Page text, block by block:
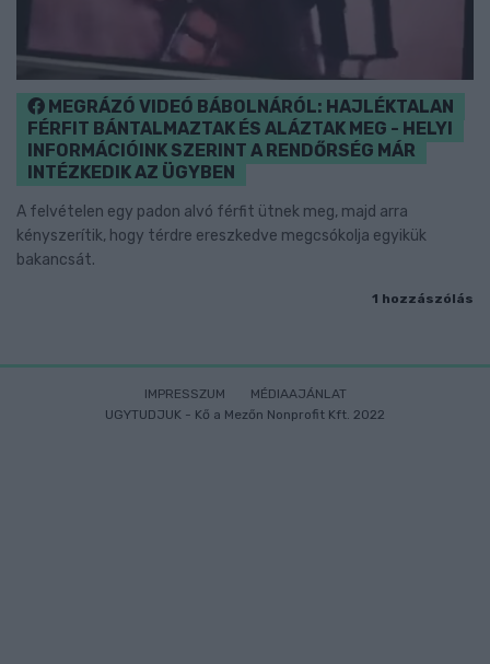
MEGRÁZÓ VIDEÓ BÁBOLNÁRÓL: HAJLÉKTALAN
FÉRFIT BÁNTALMAZTAK ÉS ALÁZTAK MEG - HELYI
INFORMÁCIÓINK SZERINT A RENDŐRSÉG MÁR
INTÉZKEDIK AZ ÜGYBEN
A felvételen egy padon alvó férfit ütnek meg, majd arra
kényszerítik, hogy térdre ereszkedve megcsókolja egyikük
bakancsát.
1 hozzászólás
IMPRESSZUM
MÉDIAAJÁNLAT
UGYTUDJUK - Kő a Mezőn Nonprofit Kft. 2022